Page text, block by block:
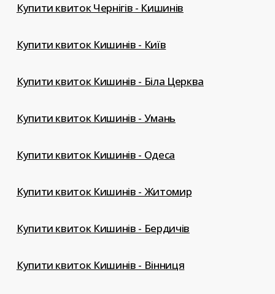
Купити квиток Чернігів - Кишинів
Купити квиток Кишинів - Київ
Купити квиток Кишинів - Біла Церква
Купити квиток Кишинів - Умань
Купити квиток Кишинів - Одеса
Купити квиток Кишинів - Житомир
Купити квиток Кишинів - Бердичів
Купити квиток Кишинів - Вінниця